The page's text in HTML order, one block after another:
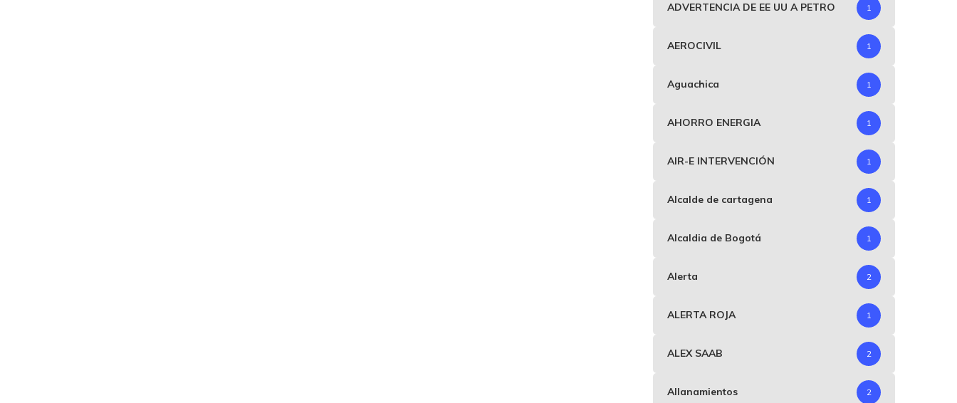
ADVERTENCIA DE EE UU A PETRO 1
AEROCIVIL 1
Aguachica 1
AHORRO ENERGIA 1
AIR-E INTERVENCIÓN 1
Alcalde de cartagena 1
Alcaldia de Bogotá 1
Alerta 2
ALERTA ROJA 1
ALEX SAAB 2
Allanamientos 2